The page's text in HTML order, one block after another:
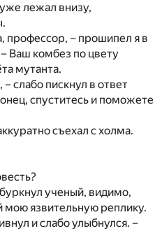
лежал внизу,
профессор, – прошипел я в
Ваш комбез по цвету
мутанта.
слабо пискнул в ответ
спуститесь и поможете
съехал с холма.
ученый, видимо,
мою язвительную реплику.
и слабо улыбнулся. –